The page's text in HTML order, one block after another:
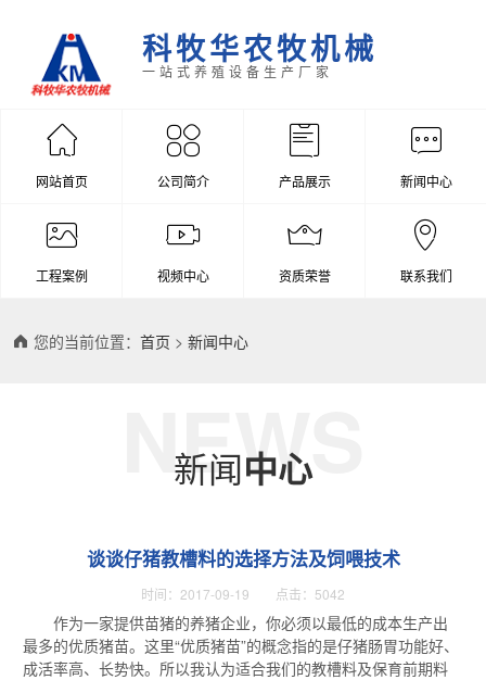
科牧华农牧机械
一站式养殖设备生产厂家
网站首页 公司简介 产品展示 新闻中心
工程案例 视频中心 资质荣誉 联系我们
您的当前位置：首页 >新闻中心
新闻中心
NEWS
谈谈仔猪教槽料的选择方法及饲喂技术
时间：2017-09-19 点击：5042
作为一家提供苗猪的养猪企业，你必须以最低的成本生产出
最多的优质猪苗。这里“优质猪苗”的概念指的是仔猪肠胃功能好、
成活率高、长势快。所以我认为适合我们的教槽料及保育前期料